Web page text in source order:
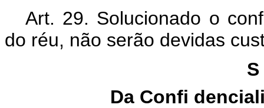
Art. 29. Solucionado o
do réu, não serão devidas
S
Da Confi